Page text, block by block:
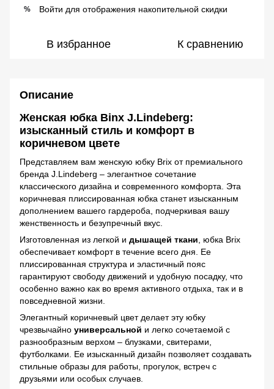
% Войти для отображения накопительной скидки
В избранное К сравнению
Описание
Женская юбка Binx J.Lindeberg:
изысканный стиль и комфорт в
коричневом цвете
Представляем вам женскую юбку Brix от премиального
бренда J.Lindeberg – элегантное сочетание
классического дизайна и современного комфорта. Эта
коричневая плиссированная юбка станет изысканным
дополнением вашего гардероба, подчеркивая вашу
женственность и безупречный вкус.
Изготовленная из легкой и дышащей ткани , юбка Brix
обеспечивает комфорт в течение всего дня. Ее
плиссированная структура и эластичный пояс
гарантируют свободу движений и удобную посадку, что
особенно важно как во время активного отдыха, так и в
повседневной жизни.
Элегантный коричневый цвет делает эту юбку
чрезвычайно универсальной и легко сочетаемой с
разнообразным верхом – блузками, свитерами,
футболками. Ее изысканный дизайн позволяет создавать
стильные образы для работы, прогулок, встреч с
друзьями или особых случаев.